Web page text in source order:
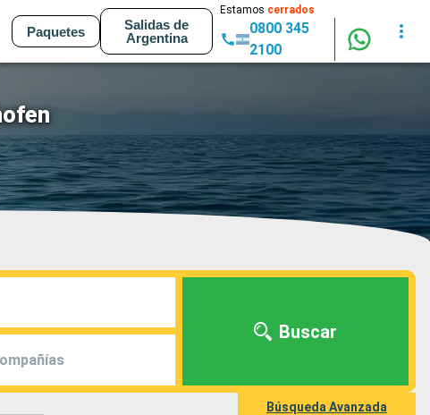
Paquetes
Salidas de
Argentina
Estamos cerrados
0800 345
2100
Buscar
Búsqueda Avanzada